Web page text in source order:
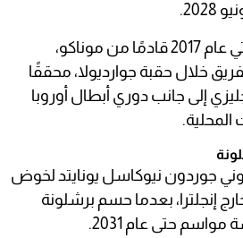
ووصل سيلفا إلى السيتي عام 2017 قادمًا من موناكو،
خلال حقبة جوارديولا، محققًا
إلى جانب دوري أبطال أوروبا
جوردون نيوكاسل يونايتد لخوض
إنجلترا، بعدما حسم برشلونة
حتى عام 2031.